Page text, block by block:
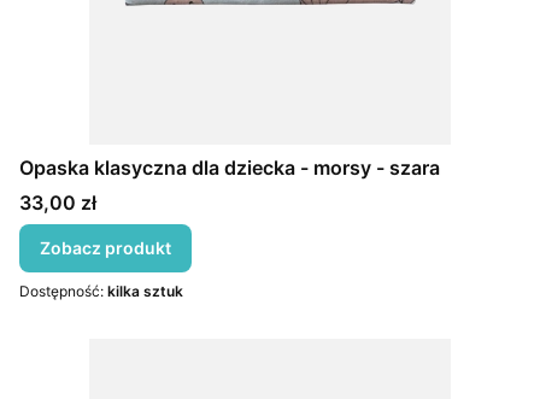
Opaska klasyczna dla dziecka - morsy - szara
Cena
33,00 zł
Zobacz produkt
Dostępność: kilka sztuk